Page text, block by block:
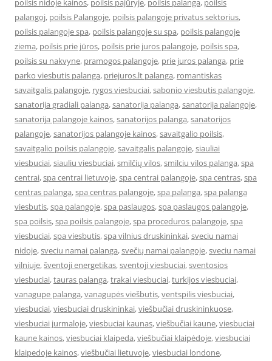
poilsis nidoje kainos, poilsis pajūryje, poilsis palanga, poilsis
palangoj, poilsis Palangoje, poilsis palangoje privatus sektorius,
poilsis palangoje spa, poilsis palangoje su spa, poilsis palangoje
ziema, poilsis prie jūros, poilsis prie juros palangoje, poilsis spa,
poilsis su nakvyne, pramogos palangoje, prie juros palanga, prie
parko viesbutis palanga, priejuros.lt palanga, romantiskas
savaitgalis palangoje, rygos viesbuciai,sabonio viesbutis palangoje,
sanatorija gradiali palanga,sanatorija palanga,sanatorija palangoje,
sanatorija palangoje kainos,sanatorijos palanga,sanatorijos
palangoje,sanatorijos palangoje kainos,savaitgalio poilsis,
savaitgalio poilsis palangoje,savaitgalis palangoje,siauliai
viesbuciai,siauliu viesbuciai,smilčių vilos,smilciu vilos palanga,spa
centrai,spa centrai lietuvoje,spa centrai palangoje,spa centras,spa
centras palanga,spa centras palangoje,spa palanga,spa palanga
viesbutis,spa palangoje,spa paslaugos,spa paslaugos palangoje,
spa poilsis,spa poilsis palangoje,spa proceduros palangoje,spa
viesbuciai,spa viesbutis,spa vilnius druskininkai,sveciu namai
nidoje,sveciu namai palanga,svečių namai palangoje,sveciu namai
vilniuje,šventoji energetikas,sventoji viesbuciai,sventosios
viesbuciai,tauras palanga,trakai viesbuciai,turkijos viesbuciai,
vanagupe palanga,vanagupės viešbutis,ventspilis viesbuciai,
viesbuciai,viesbuciai druskininkai,viešbučiai druskininkuose,
viesbuciai jurmaloje,viesbuciai kaunas,viešbučiai kaune,viesbuciai
kaune kainos,viesbuciai klaipeda,viešbučiai klaipėdoje,viesbuciai
klaipedoje kainos,viešbučiai lietuvoje,viesbuciai londone,